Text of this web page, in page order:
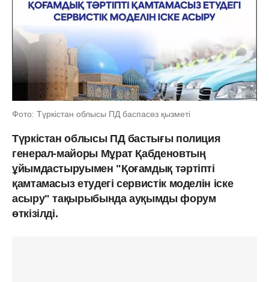
Фото: Түркістан облысы ПД баспасөз қызметі
Түркістан облысы ПД бастығы полиция
генерал-майоры Мұрат Қабденовтың
ұйымдастыруымен "Қоғамдық тәртіпті
қамтамасыз етудегі сервистік моделін іске
асыру" тақырыбында ауқымды форум
өткізілді.